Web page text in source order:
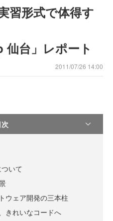
習形式で体得す
仙台」レポート
2011/07/26 14:00
次
いて
ウェア開発の三本柱
きれいなコードへ